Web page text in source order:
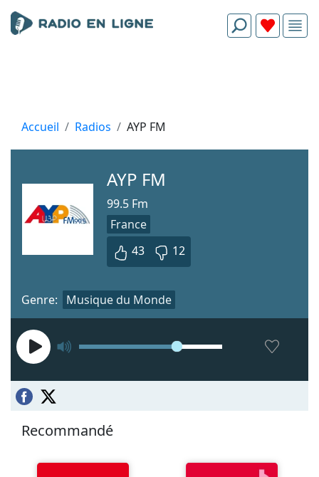
Accueil Radios AYP FM
AYP FM
99.5 Fm
France
43
12
Genre: Musique du Monde
Recommandé